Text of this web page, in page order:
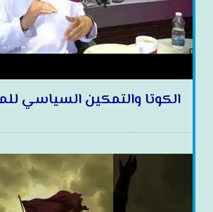
الكوتا والتمكين السياسي